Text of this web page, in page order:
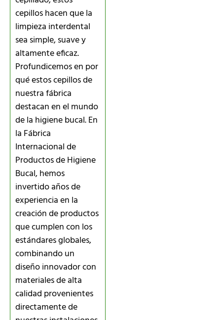
cepillos hacen que la
limpieza interdental
sea simple, suave y
altamente eficaz.
Profundicemos en por
qué estos cepillos de
nuestra fábrica
destacan en el mundo
de la higiene bucal. En
la Fábrica
Internacional de
Productos de Higiene
Bucal, hemos
invertido años de
experiencia en la
creación de productos
que cumplen con los
estándares globales,
combinando un
diseño innovador con
materiales de alta
calidad provenientes
directamente de